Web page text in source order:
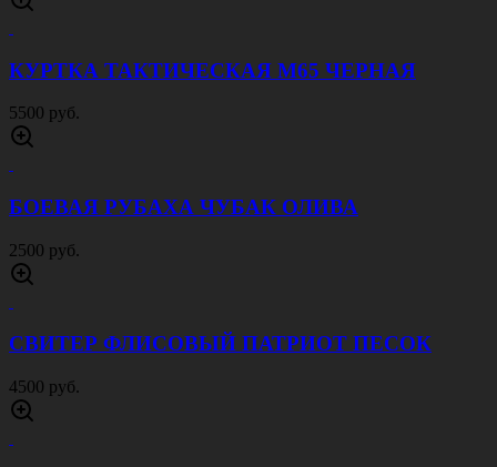
КУРТКА ТАКТИЧЕСКАЯ M65 ЧЕРНАЯ
5500 руб.
БОЕВАЯ РУБАХА ЧУБАК ОЛИВА
2500 руб.
СВИТЕР ФЛИСОВЫЙ ПАТРИОТ ПЕСОК
4500 руб.